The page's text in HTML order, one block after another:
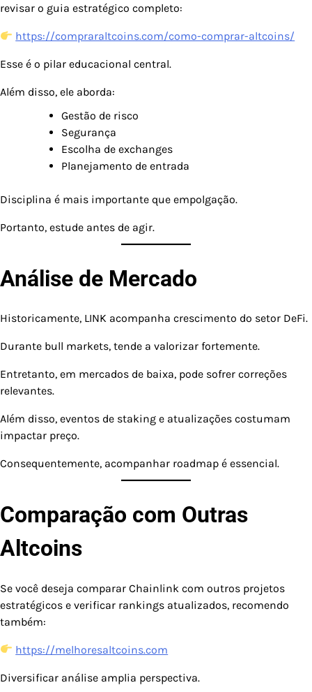
revisar o guia estratégico completo:
https://compraraltcoins.com/como-comprar-altcoins/
Esse é o pilar educacional central.
Além disso, ele aborda:
Gestão de risco
Segurança
Escolha de exchanges
Planejamento de entrada
Disciplina é mais importante que empolgação.
Portanto, estude antes de agir.
Análise de Mercado
Historicamente, LINK acompanha crescimento do setor DeFi.
Durante bull markets, tende a valorizar fortemente.
Entretanto, em mercados de baixa, pode sofrer correções
relevantes.
Além disso, eventos de staking e atualizações costumam
impactar preço.
Consequentemente, acompanhar roadmap é essencial.
Comparação com Outras
Altcoins
Se você deseja comparar Chainlink com outros projetos
estratégicos e verificar rankings atualizados, recomendo
também:
https://melhoresaltcoins.com
Diversificar análise amplia perspectiva.